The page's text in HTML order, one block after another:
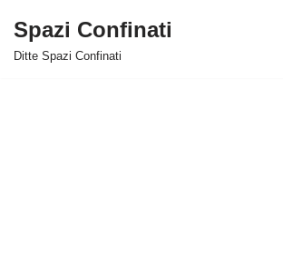
Vai
Spazi Confinati
Ditte Spazi Confinati